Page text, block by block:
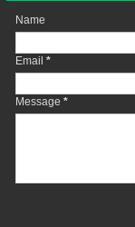
Name
Email *
Message *